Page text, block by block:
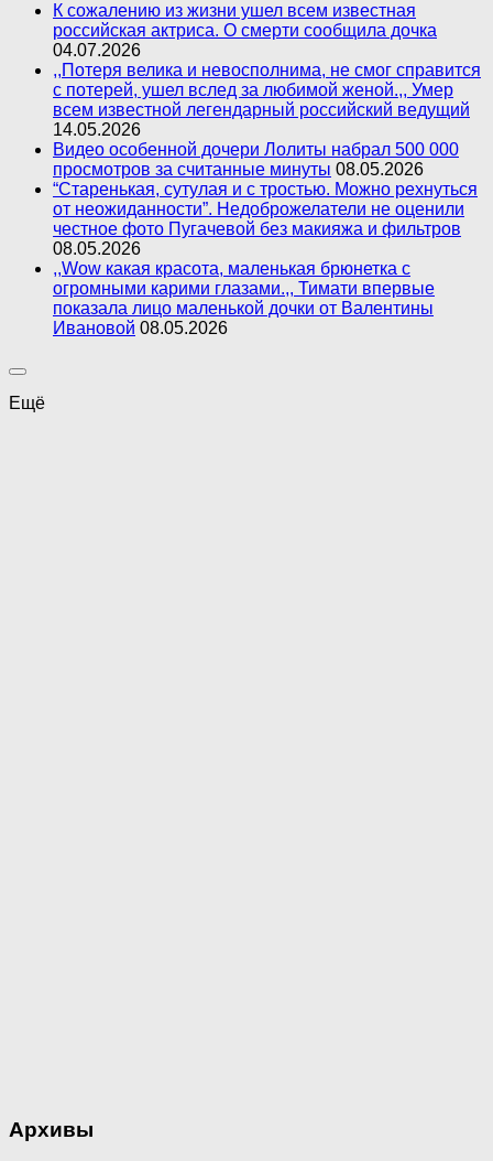
К сожалению из жизни ушел всем известная
российская актриса. О смерти сообщила дочка
04.07.2026
,,Потеря велика и невосполнима, не смог справится
с потерей, ушел вслед за любимой женой.,, Умер
всем известной легендарный российский ведущий
14.05.2026
Видео особенной дочери Лолиты набрал 500 000
просмотров за считанные минуты 08.05.2026
“Старенькая, сутулая и с тростью. Можно рехнуться
от неожиданности”. Недоброжелатели не оценили
честное фото Пугачевой без макияжа и фильтров
08.05.2026
,,Wow какая красота, маленькая брюнетка с
огромными карими глазами.,, Тимати впервые
показала лицо маленькой дочки от Валентины
Ивановой 08.05.2026
Ещё
Архивы